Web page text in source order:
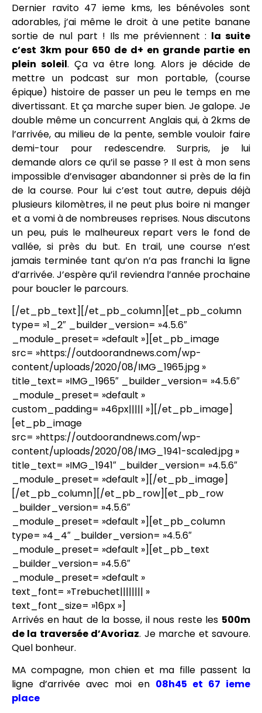
Dernier ravito 47 ieme kms, les bénévoles sont
adorables, j’ai même le droit à une petite banane
sortie de nul part ! Ils me préviennent : la suite
c’est 3km pour 650 de d+ en grande partie en
plein soleil. Ça va être long. Alors je décide de
mettre un podcast sur mon portable, (course
épique) histoire de passer un peu le temps en me
divertissant. Et ça marche super bien. Je galope. Je
double même un concurrent Anglais qui, à 2kms de
l’arrivée, au milieu de la pente, semble vouloir faire
demi-tour pour redescendre. Surpris, je lui
demande alors ce qu’il se passe ? Il est à mon sens
impossible d’envisager abandonner si près de la fin
de la course. Pour lui c’est tout autre, depuis déjà
plusieurs kilomètres, il ne peut plus boire ni manger
et a vomi à de nombreuses reprises. Nous discutons
un peu, puis le malheureux repart vers le fond de
vallée, si près du but. En trail, une course n’est
jamais terminée tant qu’on n’a pas franchi la ligne
d’arrivée. J’espère qu’il reviendra l’année prochaine
pour boucler le parcours.
[/et_pb_text][/et_pb_column][et_pb_column
type= »1_2″ _builder_version= »4.5.6″
_module_preset= »default »][et_pb_image
src= »https://outdoorandnews.com/wp-
content/uploads/2020/08/IMG_1965.jpg »
title_text= »IMG_1965″ _builder_version= »4.5.6″
_module_preset= »default »
custom_padding= »46px||||| »][/et_pb_image]
[et_pb_image
src= »https://outdoorandnews.com/wp-
content/uploads/2020/08/IMG_1941-scaled.jpg »
title_text= »IMG_1941″ _builder_version= »4.5.6″
_module_preset= »default »][/et_pb_image]
[/et_pb_column][/et_pb_row][et_pb_row
_builder_version= »4.5.6″
_module_preset= »default »][et_pb_column
type= »4_4″ _builder_version= »4.5.6″
_module_preset= »default »][et_pb_text
_builder_version= »4.5.6″
_module_preset= »default »
text_font= »Trebuchet|||||||| »
text_font_size= »16px »]
Arrivés en haut de la bosse, il nous reste les 500m
de la traversée d’Avoriaz. Je marche et savoure.
Quel bonheur.
MA compagne, mon chien et ma fille passent la
ligne d’arrivée avec moi en 08h45 et 67 ieme
place